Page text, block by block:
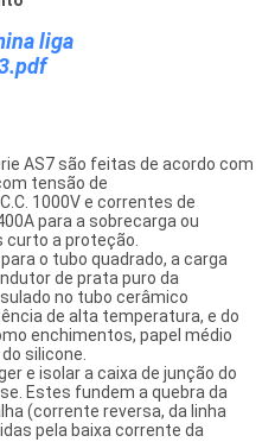
liga
AS7 são feitas de acordo com
tensão de
1000V e correntes de
para a sobrecarga ou
curto a proteção.
o tubo quadrado, a carga
de prata puro da
no tubo cerâmico
de alta temperatura, e do
enchimentos, papel médio
silicone.
e isolar a caixa de junção do
Estes fundem a quebra da
(corrente reversa, da linha
pela baixa corrente da